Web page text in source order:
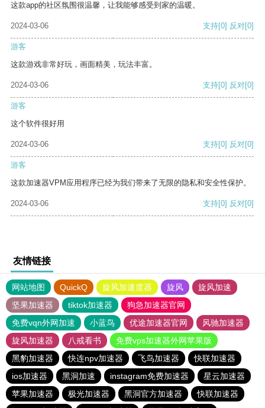
这款app的社区氛围很温馨，让我能够感受到家的温暖。
2024-03-06 支持[0] 反对[0]
游客
这款游戏非常好玩，画面精美，玩法丰富。
2024-03-06 支持[0] 反对[0]
游客
这个软件很好用
2024-03-06 支持[0] 反对[0]
游客
这款加速器VPM应用程序已经为我们带来了无限的隐私和安全性保护。
2024-03-06 支持[0] 反对[0]
友情链接
网站地图 QuickQ 旋风加速度器 旋风
旋风加速
坚果加速器
tiktok加速器
狗急加速器官网
免费vqn外网加速
小蓝鸟 优途加速器官网
风驰加速器
旋风加速器
八戒看书
免费vps加速器外网苹果版
黑豹加速器
快连npv加速器 飞鸟加速器
快联加速器
ios加速器
黑洞加速 instagram免费加速器
星云加速器
苹果加速器
极光加速器 黑洞官方加速器
快联加速器